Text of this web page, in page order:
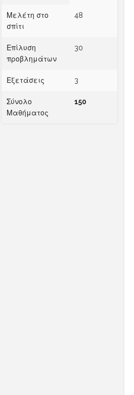
Μελέτη στο
σπίτι
48
Επίλυση
προβλημάτων
30
Εξετάσεις 3
Σύνολο
Μαθήματος
150